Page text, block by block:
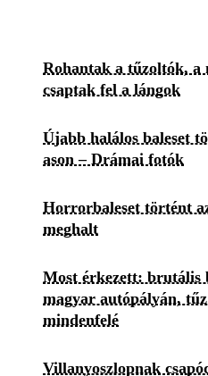
Rohantak a tűzoltók, a
csaptak fel a lángok
Újabb halálos baleset
ason – Drámai fotók
Horrorbaleset történt
meghalt
Most érkezett: brutális
magyar autópályán,
mindenfelé
Villanyoszlopnak